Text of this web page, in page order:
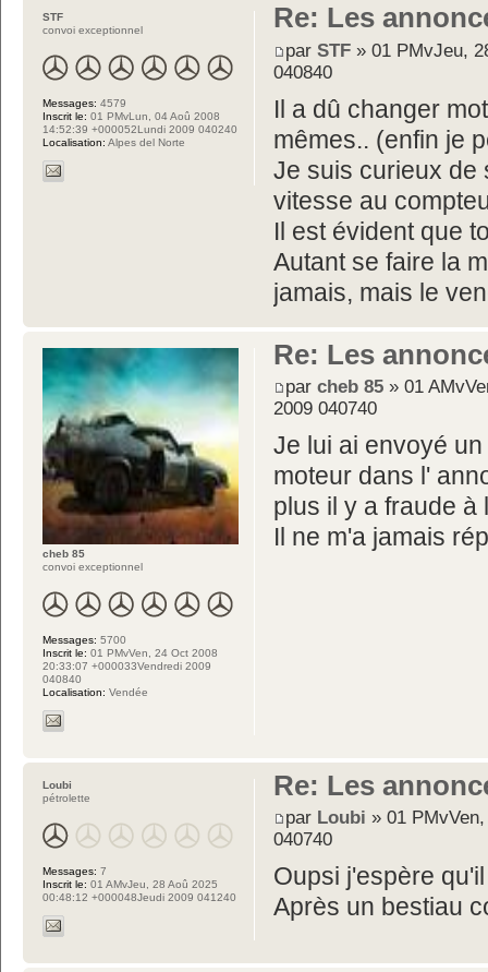
Re: Les
parSTF » 01 PMvJeu,
040840
Il a dû changer
mêmes.. (enfin je
Je suis curieux de
vitesse au
Il est évident que
Autant se faire la
jamais, mais le
STF
convoi exceptionnel
Messages: 4579
Inscrit le: 01 PMvLun, 04 Aoû 2008
14:52:39 +000052Lundi 2009 040240
Localisation: Alpes del Norte
Re: Les
parcheb 85 » 01
2009 040740
Je lui ai envoyé
moteur dans l'
plus il y a fraude à
Il ne m'a jamais
cheb 85
convoi exceptionnel
Messages: 5700
Inscrit le: 01 PMvVen, 24 Oct 2008
20:33:07 +000033Vendredi 2009
040840
Localisation: Vendée
Re: Les
par Loubi » 01
040740
Oupsi j'espère
Après un bestiau
Loubi
pétrolette
Messages: 7
Inscrit le: 01 AMvJeu, 28 Aoû 2025
00:48:12 +000048Jeudi 2009 041240